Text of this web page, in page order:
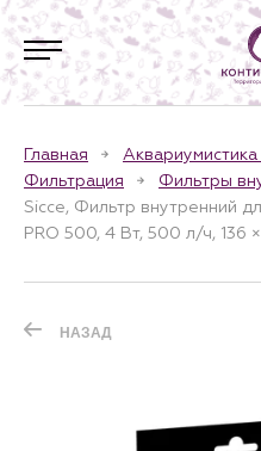
Главная
Фильтрация
Фильтры
Sicce, Фильтр внутренний
PRO 500, 4 Вт, 500 л/ч, 136
НАЗАД